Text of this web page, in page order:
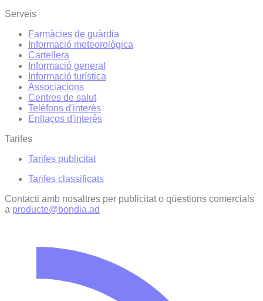
Serveis
Farmàcies de guàrdia
Informació meteorològica
Cartellera
Informació general
Informació turística
Associacions
Centres de salut
Telèfons d'interès
Enllaços d'interés
Tarifes
Tarifes publicitat
Tarifes classificats
Contacti amb nosaltres per publicitat o qüestions comercials
a producte@bondia.ad